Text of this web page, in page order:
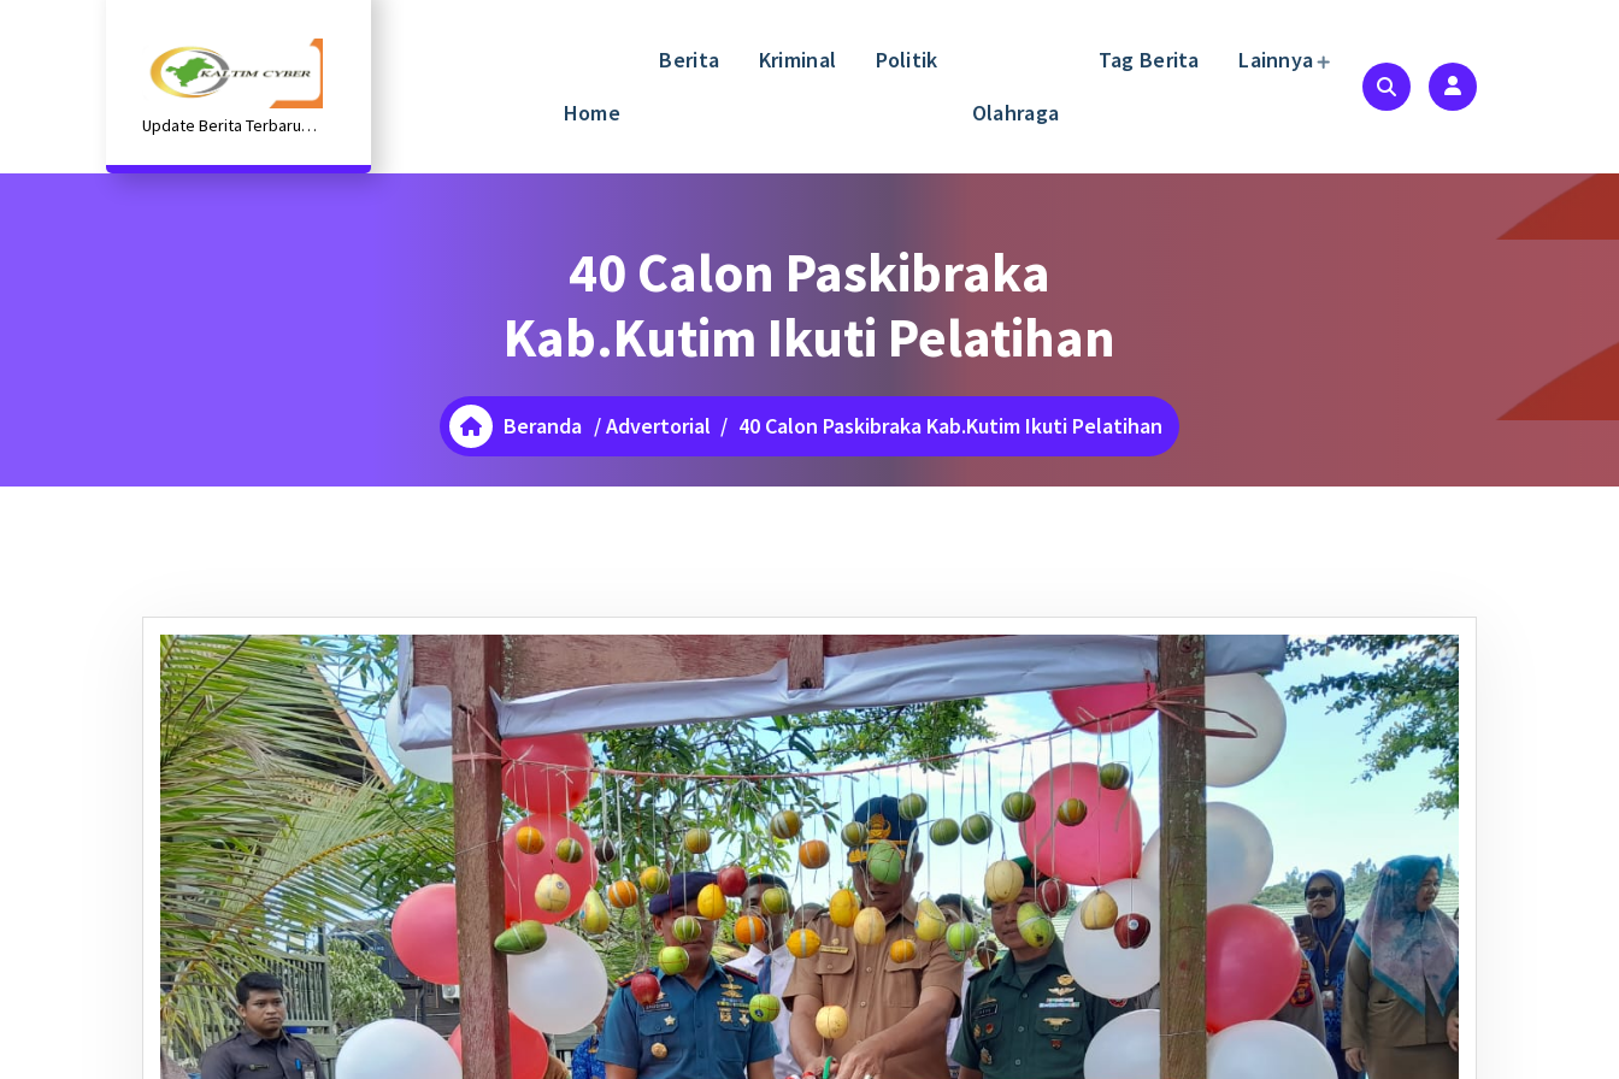
Update Berita Terbaru
Home
Berita Kriminal
Politik
Olahraga
Tag Berita Lainnya
40 Calon Paskibraka
Kab.Kutim Ikuti Pelatihan
Beranda /Advertorial / 40 Calon Paskibraka Kab.Kutim Ikuti Pelatihan